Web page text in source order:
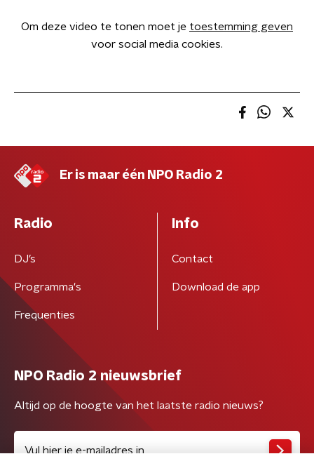
Om deze video te tonen moet je toestemming geven
voor social media cookies.
Er is maar één NPO Radio 2
Radio
DJ’s
Programma's
Frequenties
Info
Contact
Download de app
NPO Radio 2 nieuwsbrief
Altijd op de hoogte van het laatste radio nieuws?